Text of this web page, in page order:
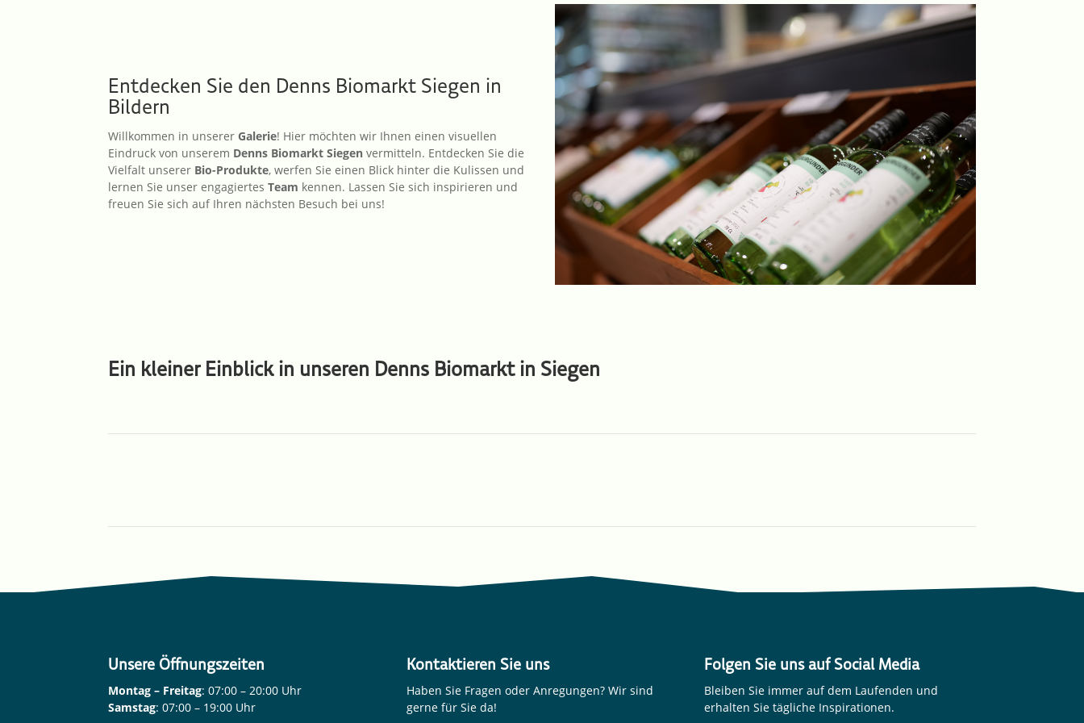
Entdecken Sie den Denns Biomarkt Siegen in
Bildern
Willkom­men in unsererGalerie! Hier möchten wir Ihnen einen visuel­len
Eindruck von unserem Denns Biomarkt Siegen vermit­teln. Entde­cken Sie die
Vielfalt unserer Bio-Produkte, werfen Sie einen Blick hinter die Kulis­sen und
lernen Sie unser engagier­tesTeam kennen. Lassen Sie sich inspi­rie­ren und
freuen Sie sich auf Ihren nächs­ten Besuch bei uns!
Ein kleiner Einblick in unseren Denns Biomarkt in Siegen
Unsere Öffnungszeiten
Montag – Freitag: 07:00 – 20:00 Uhr
Samstag: 07:00 – 19:00 Uhr
Kontaktieren Sie uns
Haben Sie Fragen oder Anregungen? Wir sind
gerne für Sie da!
Folgen Sie uns auf Social Media
Bleiben Sie immer auf dem Laufenden und
erhalten Sie tägliche Inspirationen.